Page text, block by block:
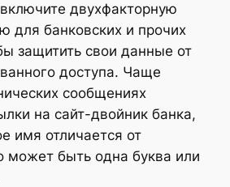
двухфакторную
для банковских и прочих
защитить свои данные от
доступа. Чаще
сообщениях
на сайт-двойник банка,
имя отличается от
может быть одна буква или